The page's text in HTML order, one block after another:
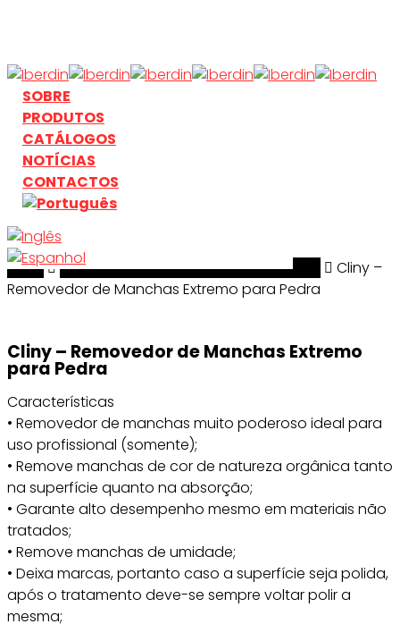
main
content
search
Menu
SOBRE
PRODUTOS
CATÁLOGOS
NOTÍCIAS
CONTACTOS
search
Início Limpeza & Tratamento de Superficies
Cliny –
Removedor de Manchas Extremo para Pedra
Cliny – Removedor de Manchas Extremo
para Pedra
Características
• Removedor de manchas muito poderoso ideal para
uso profissional (somente);
• Remove manchas de cor de natureza orgânica tanto
na superfície quanto na absorção;
• Garante alto desempenho mesmo em materiais não
tratados;
• Remove manchas de umidade;
• Deixa marcas, portanto caso a superfície seja polida,
após o tratamento deve-se sempre voltar polir a
mesma;